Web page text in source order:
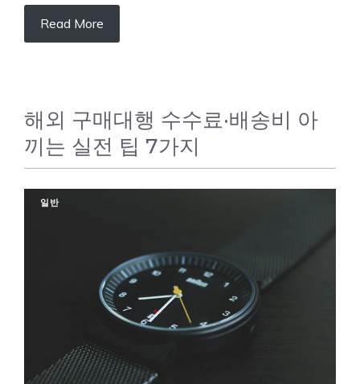
Read More
해외 구매대행 수수료·배송비 아
끼는 실전 팁 7가지
일반